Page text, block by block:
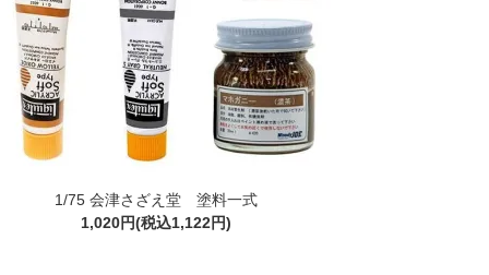
1/75 会津さざえ堂 塗料一式
1,020円(税込1,122円)